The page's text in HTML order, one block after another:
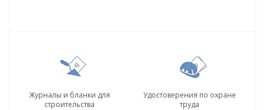
Журналы и бланки для
строительства
Удостоверения по охране
труда